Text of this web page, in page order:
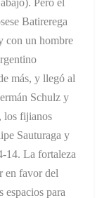
Pero el
Batirerega
con un hombre
más, y llegó al
Schulz y
los fijianos
Sauturaga y
14. La fortaleza
en favor del
espacios para